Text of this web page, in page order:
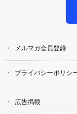
メルマガ会員登録
プライバシーポリシ
広告掲載